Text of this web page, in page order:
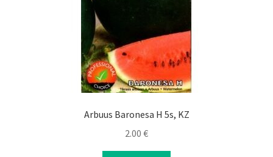
Arbuus Baronesa H 5s, KZ
2.00 €